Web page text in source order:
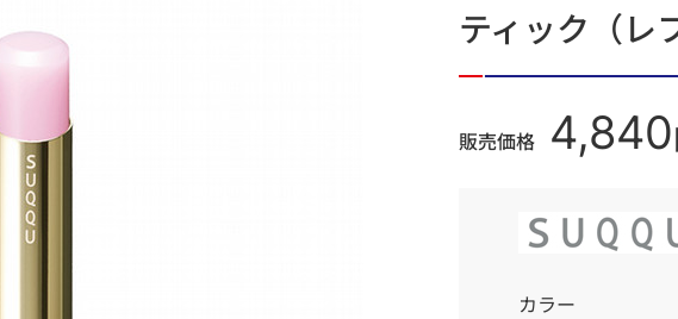
ティック（レ
販売価格 4,840
カラー